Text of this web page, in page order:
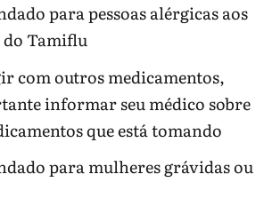
para pessoas alérgicas aos
Tamiflu
com outros medicamentos,
informar seu médico sobre
que está tomando
para mulheres grávidas ou